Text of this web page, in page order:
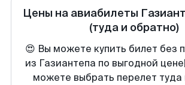
Цены на авиабилеты
(туда и обратно)
😍 Вы можете купить билет без
из Газиантепа по выгодной
можете выбрать перелет туда